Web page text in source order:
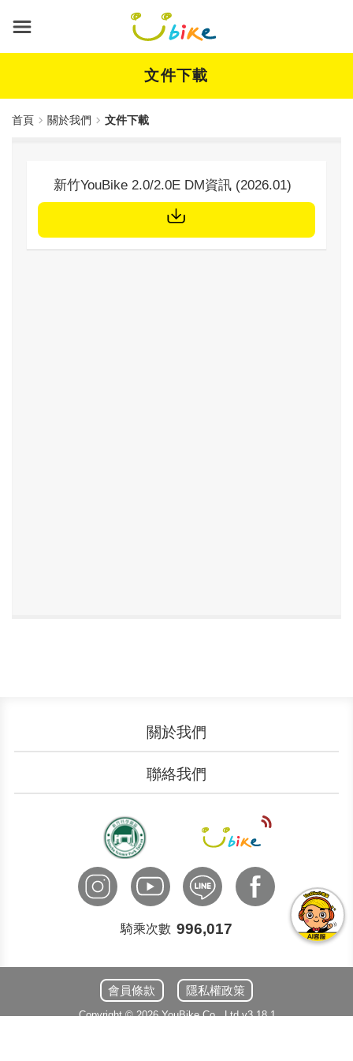
要
文件下載
首頁 關於我們 文件下載
標題
新竹YouBike 2.0/2.0E DM資訊 (2026.01)
文件下載
關於我們
文件下載 加入我們
聯絡我們
廣告刊登
申請表單
國際諮詢
騎乘次數 996,017
會員條款 隱私權政策
Copyright ©2026YouBikeCo., Ltdv3.18.1